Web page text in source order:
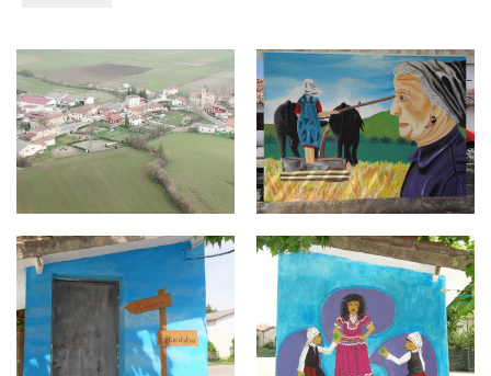
EZKEREKOTXA.jpg Exkerekotxa 1.jpg
Exkerekotxa4.jpg Exkerekotxa3.jpg